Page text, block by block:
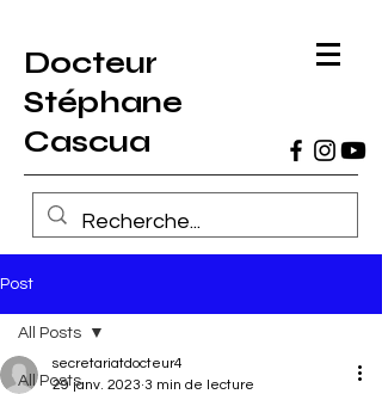
Docteur
Stéphane
Cascua
Post
All Posts
All Posts
secretariatdocteur4
29 janv. 2023 3 min de lecture